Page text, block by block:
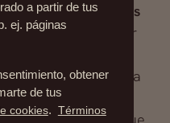
se hacenimplantes
piespara disponer
un mejor
un dedo para
con tacones de
a partir de tus
ej. páginas
obtener
de tus
cookies. Términos